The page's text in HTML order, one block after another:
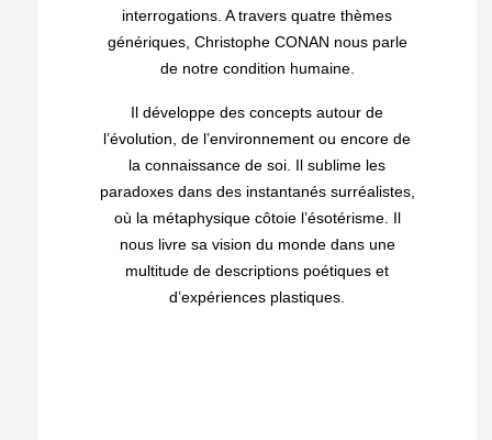
interrogations. A travers quatre thèmes
génériques, Christophe CONAN nous parle
de notre condition humaine.
Il développe des concepts autour de
l’évolution, de l’environnement ou encore de
la connaissance de soi. Il sublime les
paradoxes dans des instantanés surréalistes,
où la métaphysique côtoie l’ésotérisme. Il
nous livre sa vision du monde dans une
multitude de descriptions poétiques et
d’expériences plastiques.